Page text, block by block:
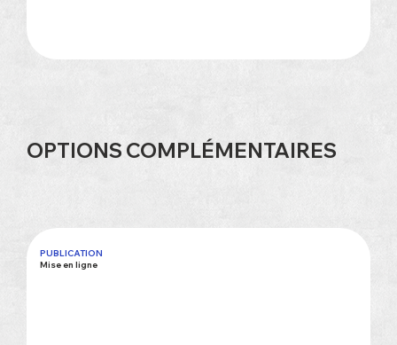
OPTIONS COMPLÉMENTAIRES
PUBLICATION
Mise en ligne